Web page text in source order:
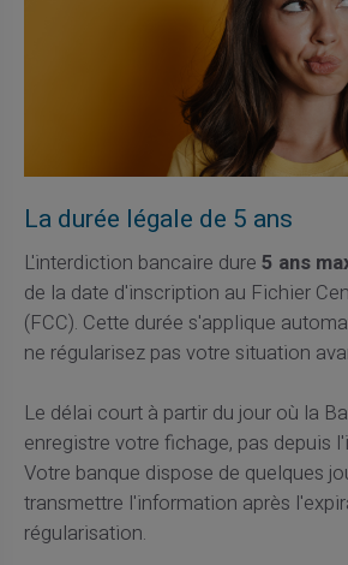
La durée légale de 5 ans
L'interdiction bancaire dure 5 ans
de la date d'inscription au Fichier
(FCC). Cette durée s'applique
ne régularisez pas votre situation
Le délai court à partir du jour où la
enregistre votre fichage, pas depuis
Votre banque dispose de quelques
transmettre l'information après
régularisation.